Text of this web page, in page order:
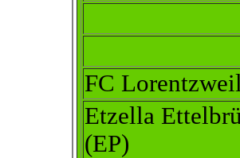
FC
Etzella
(EP)